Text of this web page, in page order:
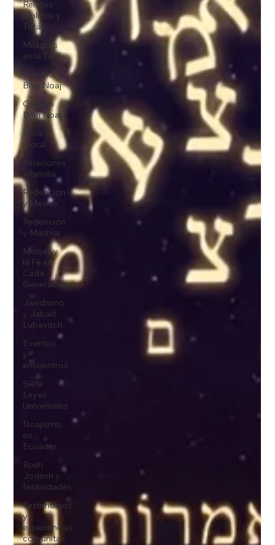
Relatos
bíblicos y
Torá
Milagros
en la Torá
Camino
Bnei Noaj
Camino
Bnei Noaj
Ética y
moral
Relaciones
y familia
Redención
y Mesías
Redención
y Mashíaj
Moisés y
la Fe en
Cada
Generación
Jasidismo
y Jabad
Lubavitch
Eventos
y
encuentros
Siete
Leyes
Universales
Noajismo
en
Ecuador
Rosh
Jodesh y
festividades
Testimonios
y
experiencias
comunita